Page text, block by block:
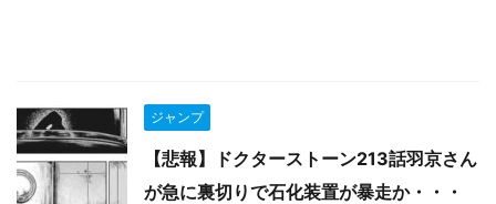
ジャンプ
【悲報】ドクターストーン213話羽京さん
が急に裏切りで石化装置が暴走か・・・